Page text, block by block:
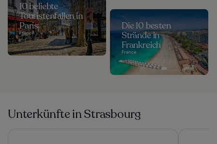
10 beliebte
Touristenfallen in
Paris
France
Die 10 besten
Strände in
Frankreich
France
Unterkünfte in Strasbourg